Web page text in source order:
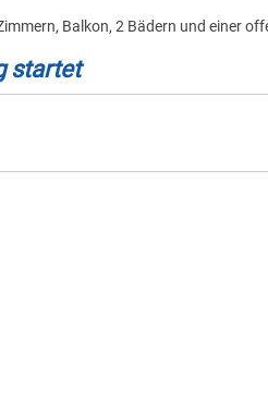
Balkon, 2 Bädern und einer
startet